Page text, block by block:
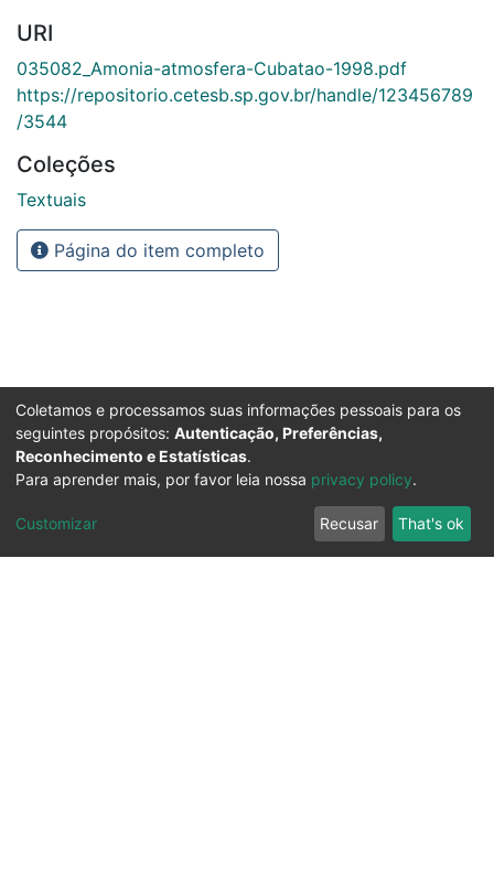
URI
035082_Amonia-atmosfera-Cubatao-1998.pdf
https://repositorio.cetesb.sp.gov.br/handle/123456789
/3544
Coleções
Textuais
Página do item completo
Coletamos e processamos suas informações pessoais para os
seguintes propósitos: Autenticação, Preferências,
Reconhecimento e Estatísticas.
Para aprender mais, por favor leia nossa privacy policy.
Customizar Recusar That's ok